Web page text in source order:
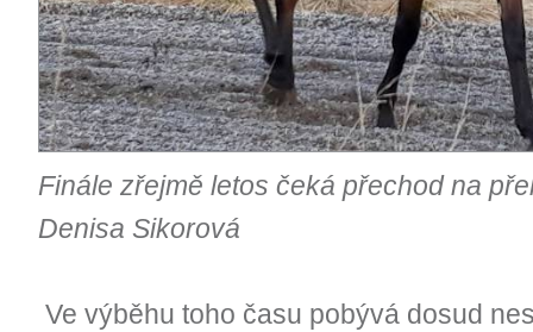
Finále zřejmě letos čeká přechod na
Denisa Sikorová
Ve výběhu toho času pobývá dosud